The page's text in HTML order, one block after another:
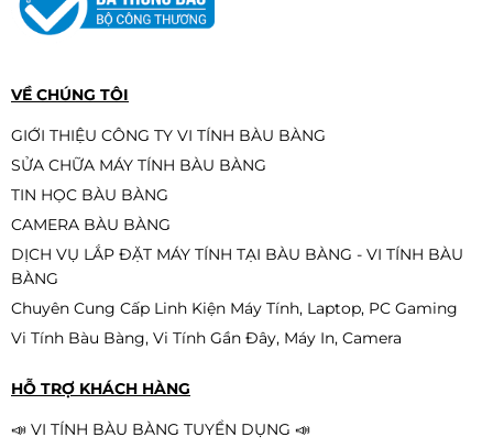
VỀ CHÚNG TÔI
GIỚI THIỆU CÔNG TY VI TÍNH BÀU BÀNG
SỬA CHỮA MÁY TÍNH BÀU BÀNG
TIN HỌC BÀU BÀNG
CAMERA BÀU BÀNG
DỊCH VỤ LẮP ĐẶT MÁY TÍNH TẠI BÀU BÀNG - VI TÍNH BÀU
BÀNG
Chuyên Cung Cấp Linh Kiện Máy Tính, Laptop, PC Gaming
Vi Tính Bàu Bàng, Vi Tính Gần Đây, Máy In, Camera
HỖ TRỢ KHÁCH HÀNG
📣 VI TÍNH BÀU BÀNG TUYỂN DỤNG 📣